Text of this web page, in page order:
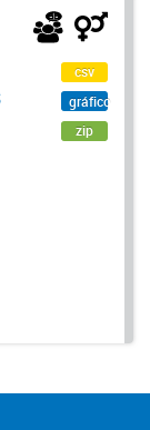
csv
gráfico
zip